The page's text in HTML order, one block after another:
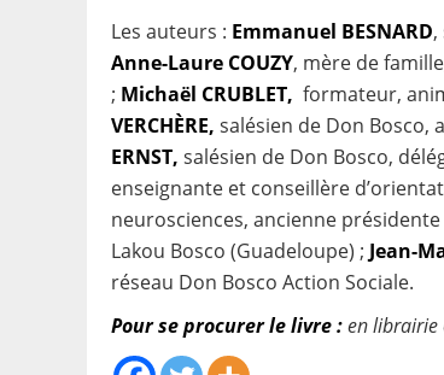
Les auteurs : Emmanuel BESNARD
Anne-Laure COUZY, mère de
; Michaël CRUBLET, formateur,
VERCHÈRE, salésien de Don Bosco,
ERNST, salésien de Don Bosco,
enseignante et conseillère
neurosciences, ancienne présidente
Lakou Bosco (Guadeloupe) ; Jean-
réseau Don Bosco Action Sociale.
Pour se procurer le livre :en librairie